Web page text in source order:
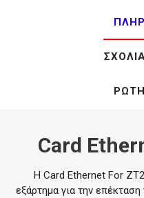
Card
Η Card Ethernet For
εξάρτημα για την